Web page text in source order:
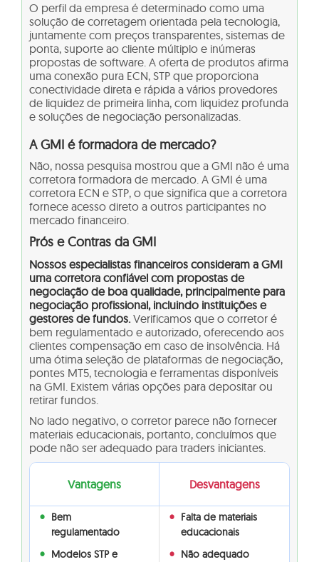
O perfil da empresa é determinado como uma
solução de corretagem orientada pela tecnologia,
juntamente com preços transparentes, sistemas de
ponta, suporte ao cliente múltiplo e inúmeras
propostas de software. A oferta de produtos afirma
uma conexão pura ECN, STP que proporciona
conectividade direta e rápida a vários provedores
de liquidez de primeira linha, com liquidez profunda
e soluções de negociação personalizadas.
A GMI é formadora de mercado?
Não, nossa pesquisa mostrou que a GMI não é uma
corretora formadora de mercado. A GMI é uma
corretora ECN e STP, o que significa que a corretora
fornece acesso direto a outros participantes no
mercado financeiro.
Prós e Contras da GMI
Nossos especialistas financeiros consideram a GMI
uma corretora confiável com propostas de
negociação de boa qualidade, principalmente para
negociação profissional, incluindo instituições e
gestores de fundos. Verificamos que o corretor é
bem regulamentado e autorizado, oferecendo aos
clientes compensação em caso de insolvência. Há
uma ótima seleção de plataformas de negociação,
pontes MT5, tecnologia e ferramentas disponíveis
na GMI. Existem várias opções para depositar ou
retirar fundos.
No lado negativo, o corretor parece não fornecer
materiais educacionais, portanto, concluímos que
pode não ser adequado para traders iniciantes.
Vantagens Desvantagens
Bem
regulamentado
Falta de materiais
educacionais
Modelos STP e
Não adequado